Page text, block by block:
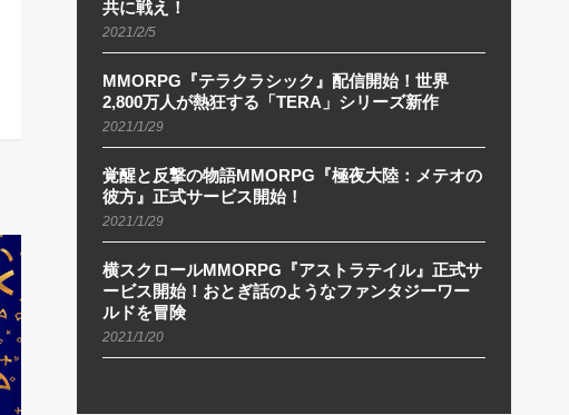
共に戦え！
2021/2/5
MMORPG『テラクラシック』配信開始！世界
2,800万人が熱狂する「TERA」シリーズ新作
2021/1/29
覚醒と反撃の物語MMORPG『極夜大陸：メテオの
彼方』正式サービス開始！
2021/1/29
横スクロールMMORPG『アストラテイル』正式サ
ービス開始！おとぎ話のようなファンタジーワー
ルドを冒険
2021/1/20